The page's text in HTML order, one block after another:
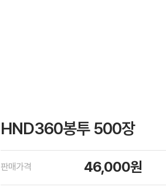
HND360봉투 500장
판매가격 46,000원